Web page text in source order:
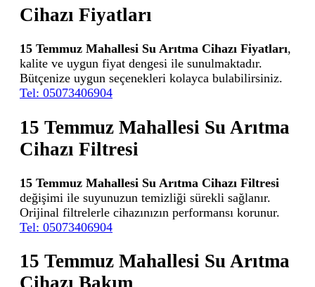
Cihazı Fiyatları
15 Temmuz Mahallesi Su Arıtma Cihazı Fiyatları,
kalite ve uygun fiyat dengesi ile sunulmaktadır.
Bütçenize uygun seçenekleri kolayca bulabilirsiniz.
Tel: 05073406904
15 Temmuz Mahallesi Su Arıtma
Cihazı Filtresi
15 Temmuz Mahallesi Su Arıtma Cihazı Filtresi
değişimi ile suyunuzun temizliği sürekli sağlanır.
Orijinal filtrelerle cihazınızın performansı korunur.
Tel: 05073406904
15 Temmuz Mahallesi Su Arıtma